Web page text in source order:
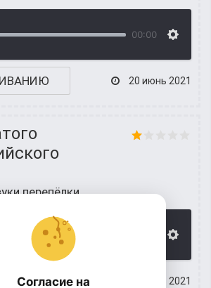
00:00
20 июнь 2021
перепёлки
19 июнь 2021
Согласие на